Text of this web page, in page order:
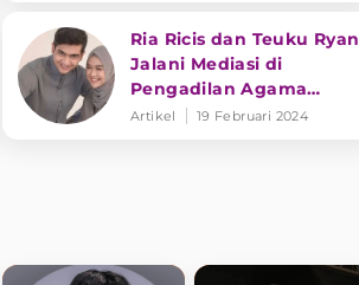
Ria Ricis dan Teuku Ryan
Jalani Mediasi di
Pengadilan Agama
Jaksel
Artikel 19 Februari 2024